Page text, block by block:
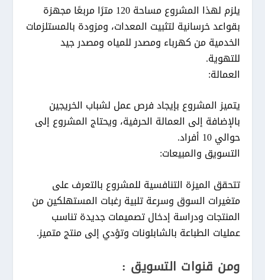
يلزم لهذا المشروع مساحة 120 مترًا مربعًا مجهزة
بقواعد خرسانية لتثبيت المعدات، ومزودة بالمستلزمات
الخدمية من كهرباء ومصدر للمياه ومصدر جيد
للتهوية.
العمالة:
يتميز المشروع بإيجاد فرص عمل لشباب الخريجين
بالإضافة إلى العمالة الحرفية، ويحتاج المشروع إلى
حوالي 10 أفراد.
التسويق والمبيعات:
تتحقق الميزة التنافسية للمشروع بالتعرف على
متغيرات السوق وسرعة تلبية رغبات المستهلكين من
المنتجات ودراسة إدخال تصميمات جديدة تناسب
عمليات الطباعة بالشابلونات وتؤدي إلى منتج متميز.
ومن قنوات التسويق :